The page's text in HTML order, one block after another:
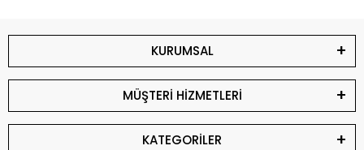
KURUMSAL
MÜŞTERİ HİZMETLERİ
KATEGORİLER